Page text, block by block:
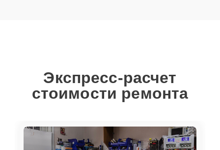
Экспресс-расчет
стоимости ремонта